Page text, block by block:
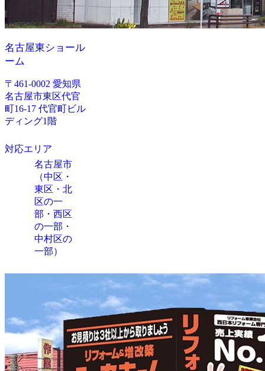
名古屋東ショール
ーム
〒461-0002 愛知県
名古屋市東区代官
町16-17 代官町ビル
ディング1階
対応エリア
名古屋市
（中区・
東区・北
区の一
部・西区
の一部・
中村区の
一部）